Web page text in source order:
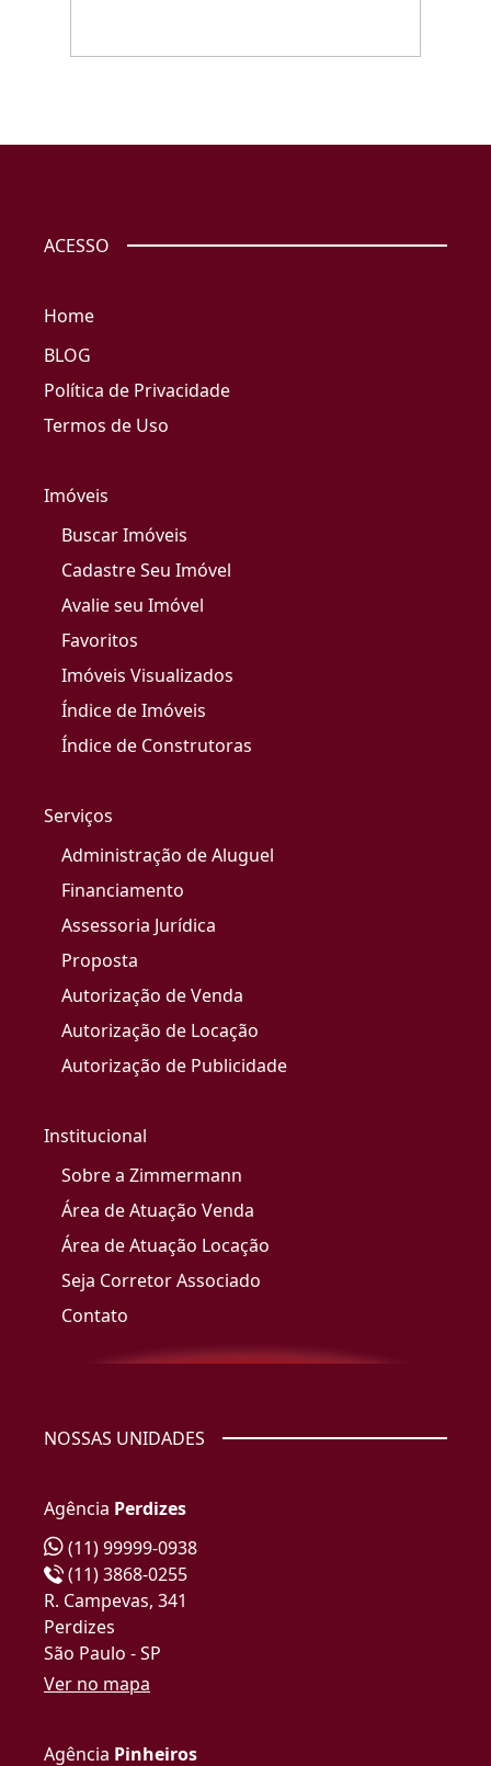
ACESSO
Home
BLOG
Política de Privacidade
Termos de Uso
Imóveis
Buscar Imóveis
Cadastre Seu Imóvel
Avalie seu Imóvel
Favoritos
Imóveis Visualizados
Índice de Imóveis
Índice de Construtoras
Serviços
Administração de Aluguel
Financiamento
Assessoria Jurídica
Proposta
Autorização de Venda
Autorização de Locação
Autorização de Publicidade
Institucional
Sobre a Zimmermann
Área de Atuação Venda
Área de Atuação Locação
Seja Corretor Associado
Contato
NOSSAS UNIDADES
Agência Perdizes
(11) 99999-0938
(11) 3868-0255
R. Campevas, 341
Perdizes
São Paulo - SP
Ver no mapa
Agência Pinheiros